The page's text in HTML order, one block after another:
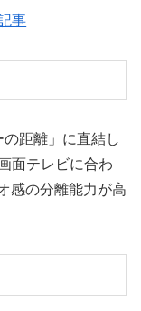
事
距離」に直結し
面テレビに合わ
感の分離能力が高